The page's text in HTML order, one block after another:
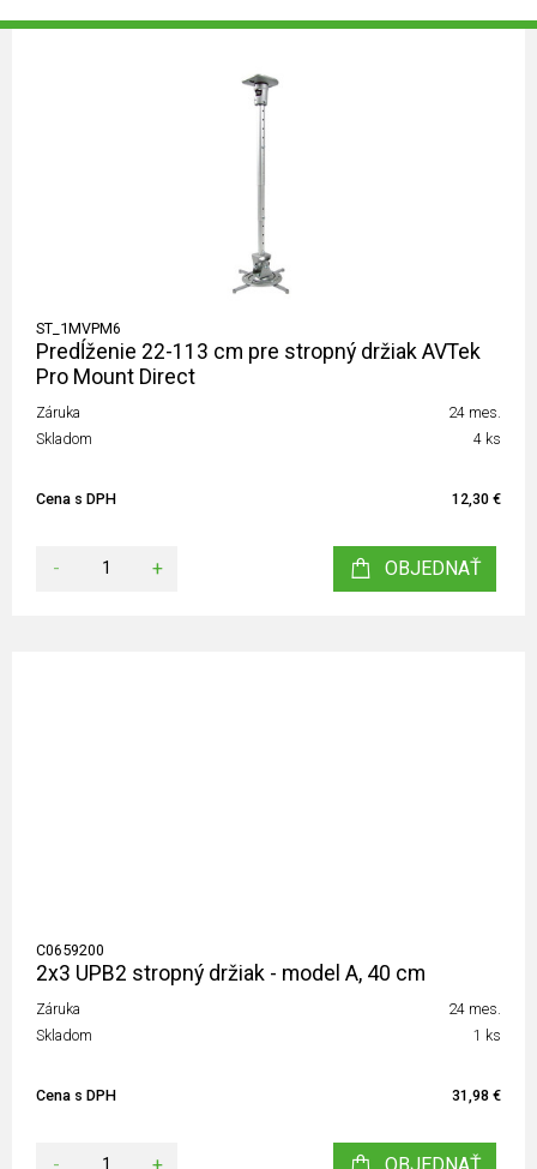
ST_1MVPM6
Predĺženie 22-113 cm pre stropný držiak AVTek
Pro Mount Direct
Záruka
24 mes.
Skladom
4 ks
Cena s DPH 12,30 €
- + OBJEDNAŤ
C0659200
2x3 UPB2 stropný držiak - model A, 40 cm
Záruka
24 mes.
Skladom
1 ks
Cena s DPH 31,98 €
- + OBJEDNAŤ